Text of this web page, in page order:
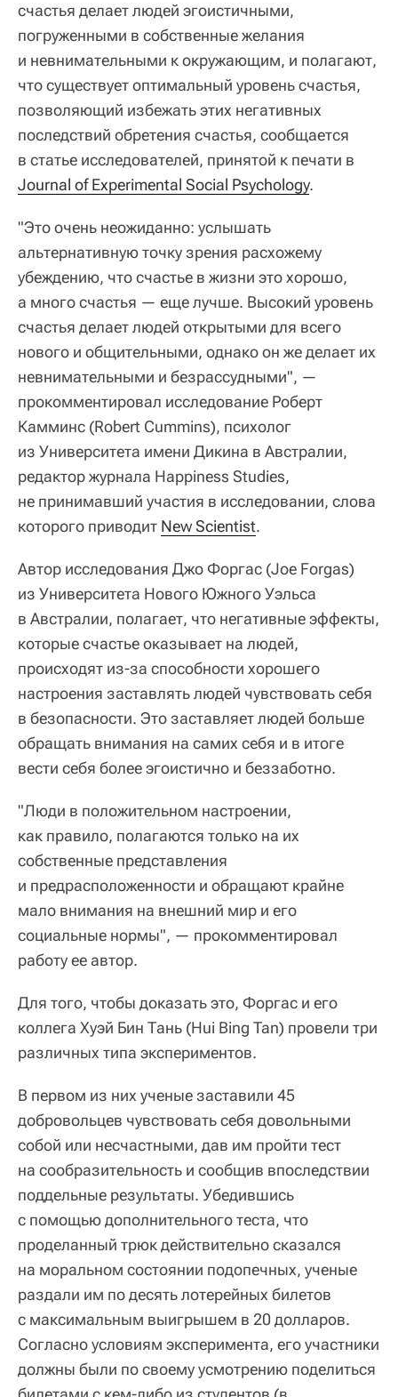
счастья делает людей эгоистичными,
погруженными в собственные желания
и невнимательными к окружающим, и полагают,
что существует оптимальный уровень счастья,
позволяющий избежать этих негативных
последствий обретения счастья, сообщается
в статье исследователей, принятой к печати в
Journal of Experimental Social Psychology.
"Это очень неожиданно: услышать
альтернативную точку зрения расхожему
убеждению, что счастье в жизни это хорошо,
а много счастья — еще лучше. Высокий уровень
счастья делает людей открытыми для всего
нового и общительными, однако он же делает их
невнимательными и безрассудными", —
прокомментировал исследование Роберт
Камминс (Robert Cummins), психолог
из Университета имени Дикина в Австралии,
редактор журнала Happiness Studies,
не принимавший участия в исследовании, слова
которого приводит New Scientist.
Автор исследования Джо Форгас (Joe Forgas)
из Университета Нового Южного Уэльса
в Австралии, полагает, что негативные эффекты,
которые счастье оказывает на людей,
происходят из-за способности хорошего
настроения заставлять людей чувствовать себя
в безопасности. Это заставляет людей больше
обращать внимания на самих себя и в итоге
вести себя более эгоистично и беззаботно.
"Люди в положительном настроении,
как правило, полагаются только на их
собственные представления
и предрасположенности и обращают крайне
мало внимания на внешний мир и его
социальные нормы", — прокомментировал
работу ее автор.
Для того, чтобы доказать это, Форгас и его
коллега Хуэй Бин Тань (Hui Bing Tan) провели три
различных типа экспериментов.
В первом из них ученые заставили 45
добровольцев чувствовать себя довольными
собой или несчастными, дав им пройти тест
на сообразительность и сообщив впоследствии
поддельные результаты. Убедившись
с помощью дополнительного теста, что
проделанный трюк действительно сказался
на моральном состоянии подопечных, ученые
раздали им по десять лотерейных билетов
с максимальным выигрышем в 20 долларов.
Согласно условиям эксперимента, его участники
должны были по своему усмотрению поделиться